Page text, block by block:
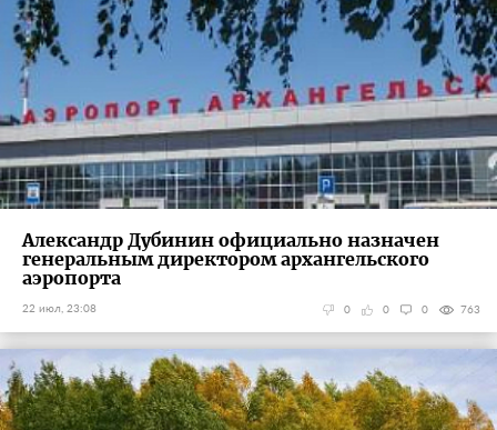
Александр Дубинин официально назначен
генеральным директором архангельского
аэропорта
22 июл, 23:08 763
0
0
0